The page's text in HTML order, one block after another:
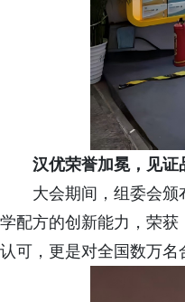
汉优荣誉加冕，见证
大会期间，组委会
学配方的创新能力，荣
认可，更是对全国数万名